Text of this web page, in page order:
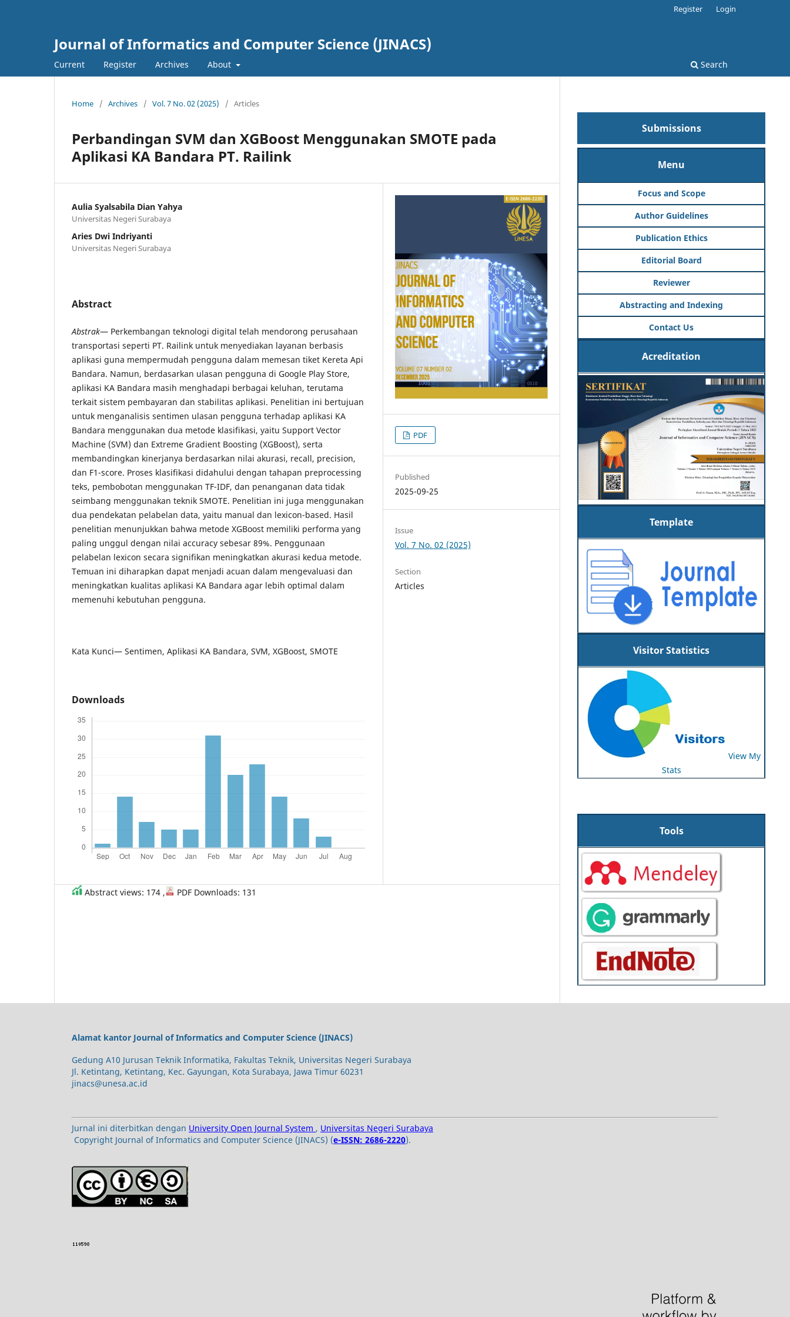
Journal of Informatics and Computer Science (JINACS)
Current Register Archives About Search
Register Login
Home / Archives / Vol. 7 No. 02 (2025) / Articles
Perbandingan SVM dan XGBoost Menggunakan SMOTE pada
Aplikasi KA Bandara PT. Railink
Aulia Syalsabila Dian Yahya
Universitas Negeri Surabaya
Aries Dwi Indriyanti
Universitas Negeri Surabaya
Abstract
Abstrak— Perkembangan teknologi digital telah mendorong perusahaan
transportasi seperti PT. Railink untuk menyediakan layanan berbasis
aplikasi guna mempermudah pengguna dalam memesan tiket Kereta Api
Bandara. Namun, berdasarkan ulasan pengguna di Google Play Store,
aplikasi KA Bandara masih menghadapi berbagai keluhan, terutama
terkait sistem pembayaran dan stabilitas aplikasi. Penelitian ini bertujuan
untuk menganalisis sentimen ulasan pengguna terhadap aplikasi KA
Bandara menggunakan dua metode klasifikasi, yaitu Support Vector
Machine (SVM) dan Extreme Gradient Boosting (XGBoost), serta
membandingkan kinerjanya berdasarkan nilai akurasi, recall, precision,
dan F1-score. Proses klasifikasi didahului dengan tahapan preprocessing
teks, pembobotan menggunakan TF-IDF, dan penanganan data tidak
seimbang menggunakan teknik SMOTE. Penelitian ini juga menggunakan
dua pendekatan pelabelan data, yaitu manual dan lexicon-based. Hasil
penelitian menunjukkan bahwa metode XGBoost memiliki performa yang
paling unggul dengan nilai accuracy sebesar 89%. Penggunaan
pelabelan lexicon secara signifikan meningkatkan akurasi kedua metode.
Temuan ini diharapkan dapat menjadi acuan dalam mengevaluasi dan
meningkatkan kualitas aplikasi KA Bandara agar lebih optimal dalam
memenuhi kebutuhan pengguna.
Kata Kunci— Sentimen, Aplikasi KA Bandara, SVM, XGBoost, SMOTE
Downloads
PDF
Published
2025-09-25
Issue
Vol. 7 No. 02 (2025)
Section
Articles
Abstract views: 174 , PDF Downloads: 131
Submissions
Menu
Focus and Scope
Author Guidelines
Publication Ethics
Editorial Board
Reviewer
Abstracting and Indexing
Contact Us
Acreditation
Template
Visitor Statistics
View My
Stats
Tools
Alamat kantor Journal of Informatics and Computer Science (JINACS)
Gedung A10 Jurusan Teknik Informatika, Fakultas Teknik, Universitas Negeri Surabaya
Jl. Ketintang, Ketintang, Kec. Gayungan, Kota Surabaya, Jawa Timur 60231
jinacs@unesa.ac.id
Jurnal ini diterbitkan dengan University Open Journal System , Universitas Negeri Surabaya
Copyright Journal of Informatics and Computer Science (JINACS) (e-ISSN: 2686-2220).